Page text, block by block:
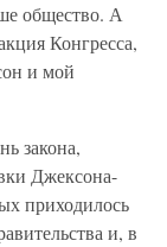
общество. А
Конгресса,
и мой
закона,
Джексона-
приходилось
и, в